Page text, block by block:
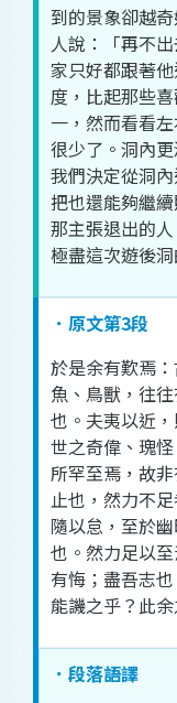
到的景象卻越
人說 ：「再不
家只好都跟著他
度 ， 比起那些
一 ， 然而看看
很少了 。 洞內
我們決定從洞內
把也還能夠繼續
那主張退出的人
極盡這次遊後洞
．原文第3段
於是余有歎焉 ：
魚 、 鳥獸 ， 往往
也 。 夫夷以近 ，
世之奇偉 、 瑰怪
所罕至焉 ， 故非
止也 ， 然力不足
隨以怠 ， 至於
也 。 然力足以至
有悔 ； 盡吾志也
能譏之乎？ 此余
．段落語譯